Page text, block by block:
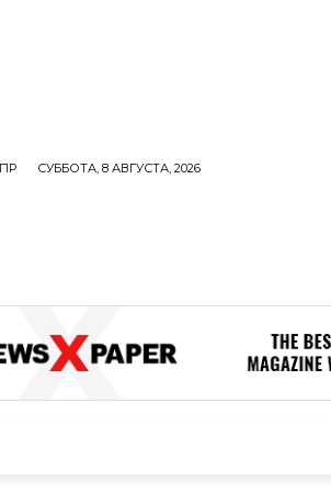
СУББОТА, 8 АВГУСТА, 2026